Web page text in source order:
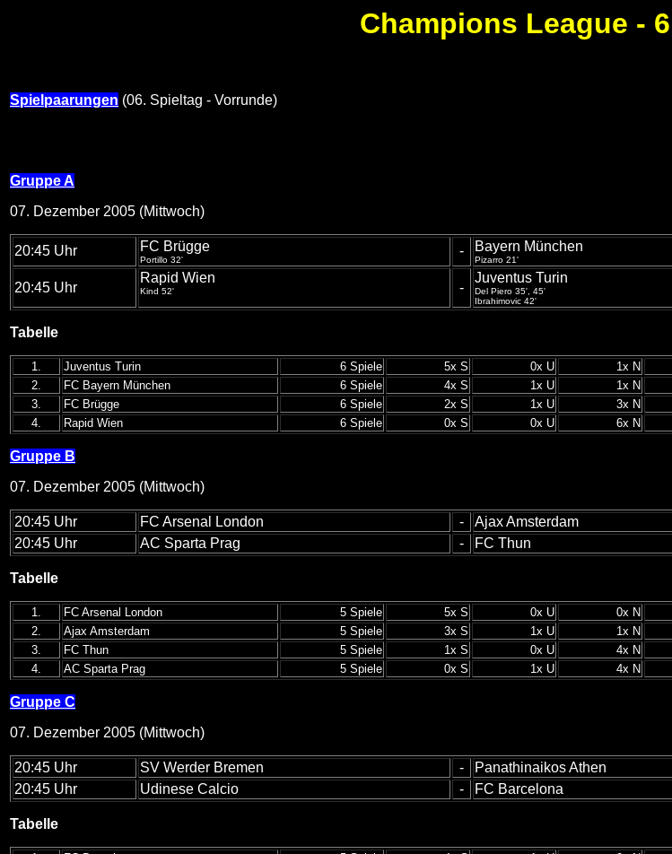
Champions League -
Spielpaarungen (06. Spieltag - Vorrunde)
Gruppe A
07. Dezember 2005 (Mittwoch)
20:45 Uhr FC Brügge
Portillo 32'
- Bayern München
Pizarro 21'
20:45 Uhr
Rapid Wien
Kind 52' -
Juventus Turin
Del Piero 35', 45'
Ibrahimovic 42'
Tabelle
1. Juventus Turin 6 Spiele 5x S 0x U 1x N
2.
FC Bayern München 6 Spiele 4x S 1x U 1x N
3.
FC Brügge 6 Spiele 2x S 1x U 3x N
4.
Rapid Wien 6 Spiele 0x S 0x U 6x N
Gruppe B
07. Dezember 2005 (Mittwoch)
20:45 Uhr FC Arsenal London -
Ajax Amsterdam
20:45 Uhr
AC Sparta Prag - FC Thun
Tabelle
1. FC Arsenal London 5 Spiele 5x S 0x U 0x N
2.
Ajax Amsterdam 5 Spiele 3x S 1x U 1x N
3.
FC Thun 5 Spiele 1x S 0x U 4x N
4.
AC Sparta Prag 5 Spiele 0x S 1x U 4x N
Gruppe C
07. Dezember 2005 (Mittwoch)
20:45 Uhr SV Werder Bremen -
Panathinaikos Athen
20:45 Uhr
Udinese Calcio - FC Barcelona
Tabelle